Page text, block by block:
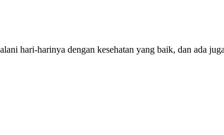
hari-harinya dengan kesehatan yang baik, dan ada